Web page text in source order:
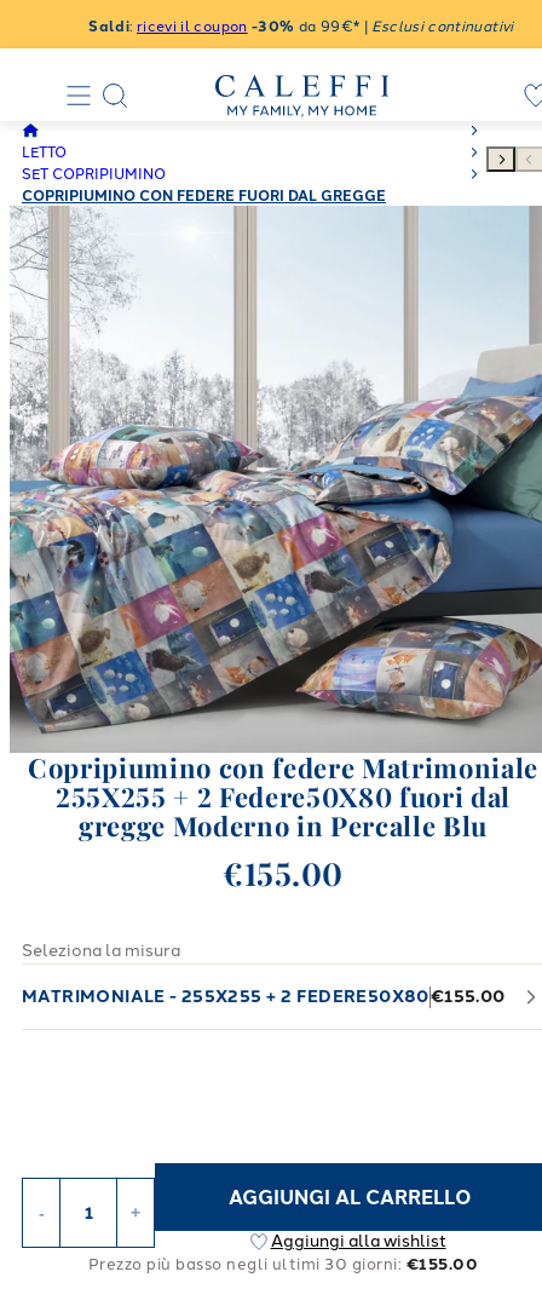
Saldi: ricevi il coupon -30% da 99€* | Esclusi continuativi
LETTO
SET COPRIPIUMINO
COPRIPIUMINO CON FEDERE FUORI DAL GREGGE
MODERNO IN PERCALLE ARGENTO
Copripiumino con federe Matrimoniale
255X255 + 2 Federe50X80 fuori dal
gregge Moderno in Percalle Blu
€155.00
Seleziona la misura
MATRIMONIALE - 255X255 + 2 FEDERE50X80€155.00
- +
AGGIUNGI AL CARRELLO
Aggiungi alla wishlist
Prezzo più basso negli ultimi 30 giorni: €155.00